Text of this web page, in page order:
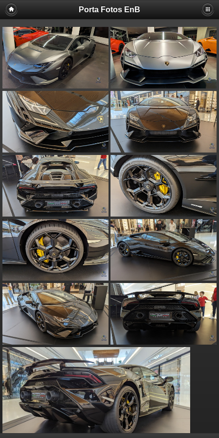
Porta Fotos EnB